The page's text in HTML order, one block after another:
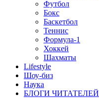
Футбол
Бокс
Баскетбол
Теннис
Формула-1
Хоккей
Шахматы
Lifestyle
Шоу-биз
Наука
БЛОГИ ЧИТАТЕЛЕЙ